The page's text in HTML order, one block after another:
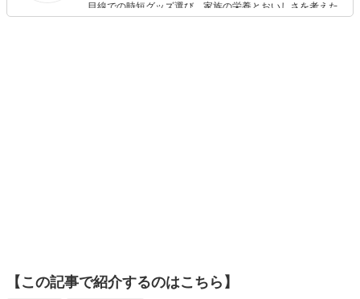
目線での時短グッズ選び、家族の栄養とおいしさを考えた
食品選び、束の間のリラックスタイムを楽しむためのスイ
【この記事で紹介するのはこちら】